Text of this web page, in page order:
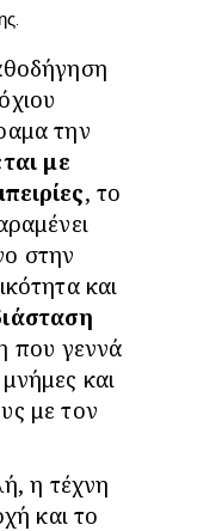
την
με
, το
στην
και
που γεννά
και
με τον
η τέχνη
και το